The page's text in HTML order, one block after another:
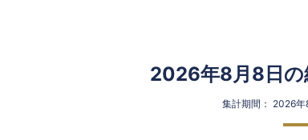
2026年8月8日の
集計期間： 2026